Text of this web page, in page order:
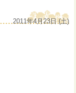
2011年4月23日 (土)